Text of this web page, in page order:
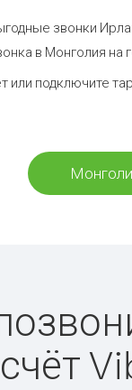
звонки
в Монголия на
или подключите